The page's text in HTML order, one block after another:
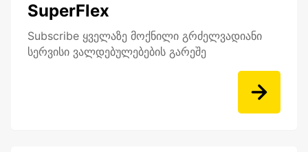
SuperFlex
Subscribe ყველაზე მოქნილი გრძელვადიანი
სერვისი ვალდებულებების გარეშე